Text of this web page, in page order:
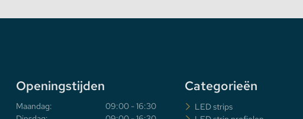
Openingstijden
Maandag:
09:00 - 16:30
Categorieën
LED strips